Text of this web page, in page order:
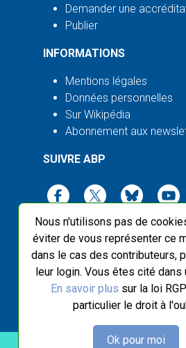
Nous n'utilisons pas de
éviter de vous représenter ce
dans le cas des contributeurs,
leur login. Vous êtes cité dans
En savoir plus sur la loi
particulier le droit à
Ok pour moi
Demander une
Publier
INFORMATIONS
Mentions légales
Données personnelles
Sur Wikipédia
Abonnement aux
SUIVRE ABP
2003-2026 ©Agence Bretagne
Commons
Front-end design :Breizhek